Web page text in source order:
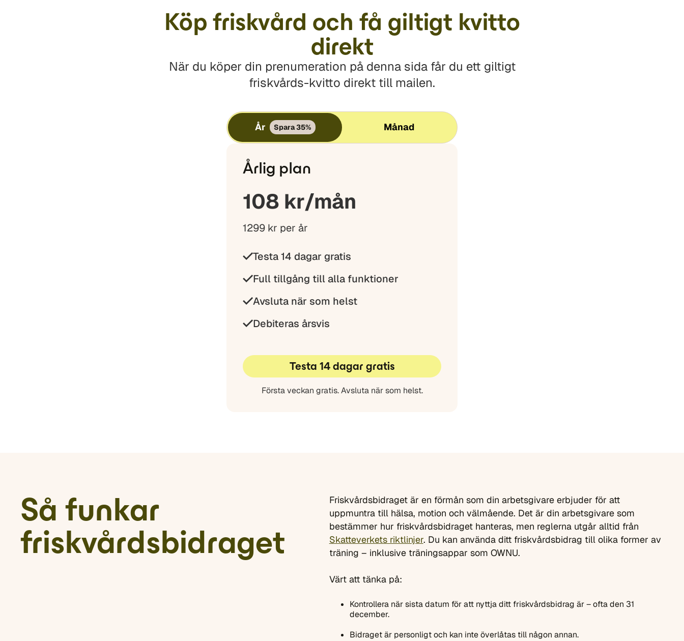
Köp friskvård och få giltigt kvitto
direkt
När du köper din prenumeration på denna sida får du ett giltigt
friskvårds-kvitto direkt till mailen.
År Spara 35% Månad
Årlig plan
108 kr/mån
1299 kr per år
Testa 14 dagar gratis
Full tillgång till alla funktioner
Avsluta när som helst
Debiteras årsvis
Testa 14 dagar gratis
Första veckan gratis. Avsluta när som helst.
Så funkar
friskvårdsbidraget
Friskvårdsbidraget är en förmån som din arbetsgivare erbjuder för att
uppmuntra till hälsa, motion och välmående. Det är din arbetsgivare som
bestämmer hur friskvårdsbidraget hanteras, men reglerna utgår alltid från
Skatteverkets riktlinjer. Du kan använda ditt friskvårdsbidrag till olika former av
träning – inklusive träningsappar som OWNU.
Värt att tänka på:
Kontrollera när sista datum för att nyttja ditt friskvårdsbidrag är – ofta den 31
december.
Bidraget är personligt och kan inte överlåtas till någon annan.